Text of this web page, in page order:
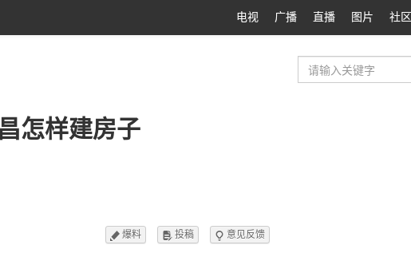
电视 广播 直播 图片 社区
怎样建房子
爆料  投稿  意见反馈